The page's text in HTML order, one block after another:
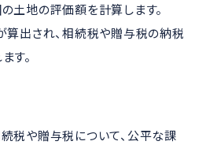
土地の評価額を計算します。
算出され、相続税や贈与税の納税
す。
税や贈与税について、公平な課